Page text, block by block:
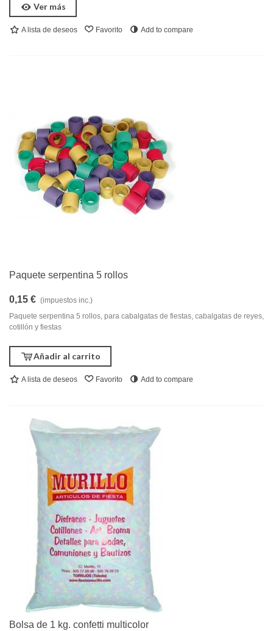
Ver más
A lista de deseos Favorito Add to compare
Paquete serpentina 5 rollos
0,15 € (impuestos inc.)
Paquete serpentina 5 rollos, para cabalgatas de fiestas, cabalgatas de reyes,
cotillón y fiestas
Añadir al carrito
A lista de deseos Favorito Add to compare
Bolsa de 1 kg. confetti multicolor